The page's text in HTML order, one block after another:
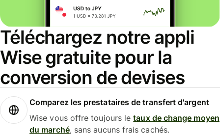
Téléchargez notre appli
Wise gratuite pour la
conversion de devises
Comparez les prestataires de transfert d'argent
Wise vous offre toujours letaux de change moyen
du marché, sans aucuns frais cachés.